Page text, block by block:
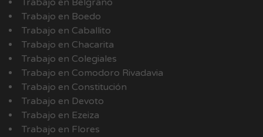
Trabajo en Belgrano
Trabajo en Boedo
Trabajo en Caballito
Trabajo en Chacarita
Trabajo en Colegiales
Trabajo en Comodoro Rivadavia
Trabajo en Constitución
Trabajo en Devoto
Trabajo en Ezeiza
Trabajo en Flores